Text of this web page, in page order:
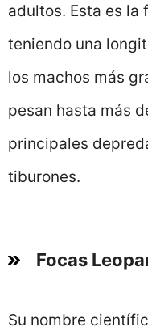
adultos. Esta es la
teniendo una
los machos más
pesan hasta más
principales
tiburones.
Focas
Su nombre